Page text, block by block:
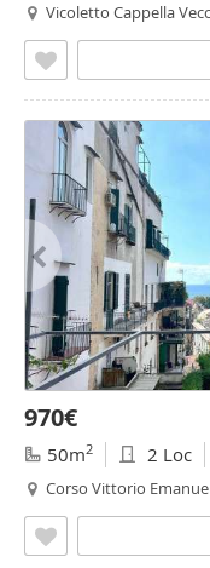
Vicoletto Cappella
970€
50m2 2 Loc
Corso Vittorio